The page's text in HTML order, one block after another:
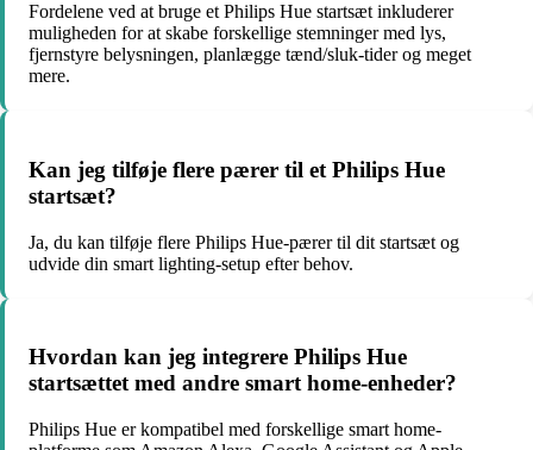
Fordelene ved at bruge et Philips Hue startsæt inkluderer
muligheden for at skabe forskellige stemninger med lys,
fjernstyre belysningen, planlægge tænd/sluk-tider og meget
mere.
Kan jeg tilføje flere pærer til et Philips Hue
startsæt?
Ja, du kan tilføje flere Philips Hue-pærer til dit startsæt og
udvide din smart lighting-setup efter behov.
Hvordan kan jeg integrere Philips Hue
startsættet med andre smart home-enheder?
Philips Hue er kompatibel med forskellige smart home-